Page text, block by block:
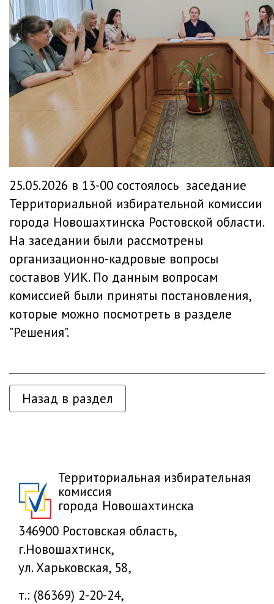
25.05.2026 в 13-00 состоялось заседание
Территориальной избирательной комиссии
города Новошахтинска Ростовской области.
На заседании были рассмотрены
организационно-кадровые вопросы
составов УИК. По данным вопросам
комиссией были приняты постановления,
которые можно посмотреть в разделе
"Решения".
Назад в раздел
Территориальная избирательная
комиссия
города Новошахтинска
346900 Ростовская область,
г.Новошахтинск,
ул. Харьковская, 58,
т.: (86369) 2-20-24,